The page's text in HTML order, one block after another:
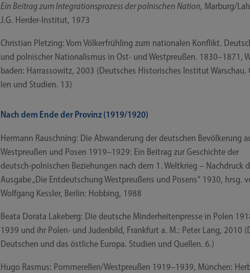
Ein Bei­trag zum Inte­gra­ti­ons­pro­zess der pol­ni­schen Nati­on, Marburg/​​
J.G. Herder-​​Institut, 1973
Chris­ti­an Plet­zing: Vom Völ­ker­früh­ling zum natio­na­len Kon­flikt.
und pol­ni­scher Natio­na­lis­mus in Ost- und West­preu­ßen. 1830–1871,
ba­den: Har­ras­so­witz, 2003 (Deut­sches His­to­ri­sches Insti­tut
len und Stu­di­en. 13)
Nach dem Ende der Provinz (1919/​​1920)
Her­mann Rausch­ning: Die Abwan­de­rung der deut­schen Bevöl­ke­rung
West­preu­ßen und Posen 1919–1929: Ein Bei­trag zur Geschich­te der
deutsch-​​polnischen Bezie­hun­gen nach dem 1. Welt­krieg – Nach­druck
Aus­ga­be „Die Ent­deut­schung West­preu­ßens und Posens“ 1930, hrsg.
Wolf­gang Kess­ler, Ber­lin: Hob­bing, 1988
Bea­ta Dora­ta Lake­berg: Die deut­sche Min­der­hei­ten­pres­se in Polen
1939 und ihr Polen- und Juden­bild, Frank­furt a. M.: Peter Lang, 2010
Deut­schen und das öst­li­che Euro­pa. Stu­di­en und Quel­len. 6.)
Hugo Ras­mus: Pommerellen/​​Westpreußen 1919–1939, Mün­chen: